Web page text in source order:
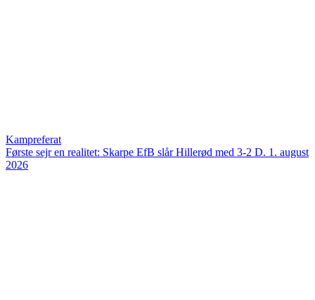
Kampreferat
Første sejr en realitet: Skarpe EfB slår Hillerød med 3-2 D. 1. august
2026